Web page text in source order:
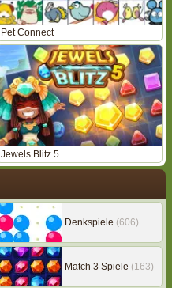
Pet Connect
Jewels Blitz 5
Denkspiele (606)
Match 3 Spiele (163)